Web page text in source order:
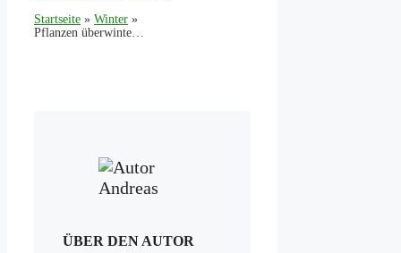
Startseite » Winter »
Pflanzen überwintern im Keller – So machst du es richtig
ÜBER DEN AUTOR